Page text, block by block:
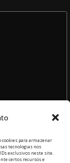
cookies para armazenar
tecnologias nos
exclusivos neste site.
certos recursos e